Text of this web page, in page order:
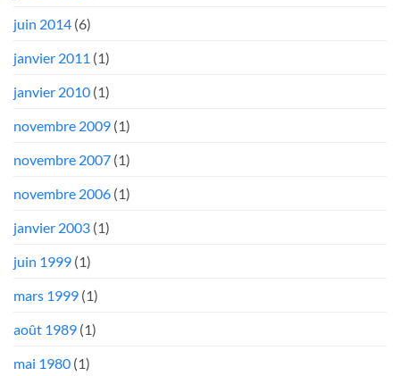
juin 2014 (6)
janvier 2011 (1)
janvier 2010 (1)
novembre 2009 (1)
novembre 2007 (1)
novembre 2006 (1)
janvier 2003 (1)
juin 1999 (1)
mars 1999 (1)
août 1989 (1)
mai 1980 (1)